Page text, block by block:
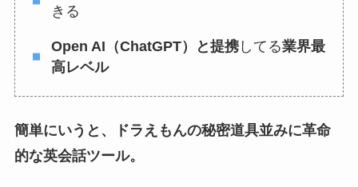
きる
Open AI（ChatGPT）と提携してる業界最
高レベル
簡単にいうと、ドラえもんの秘密道具並みに革命
的な英会話ツール。